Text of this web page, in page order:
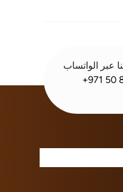
عبر الواتساب
+971 50